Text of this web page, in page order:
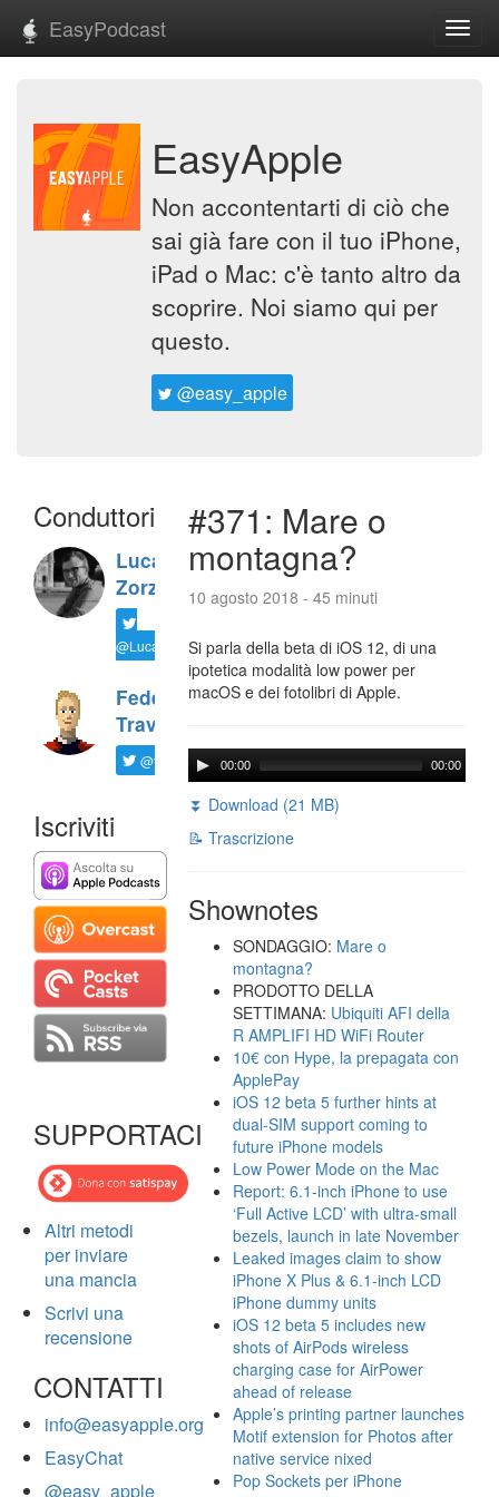
EasyPodcast
EasyApple
Non accontentarti di ciò che
sai già fare con il tuo iPhone,
iPad o Mac: c'è tanto altro da
scoprire. Noi siamo qui per
questo.
@easy_apple
Conduttori
Luca
Zorzi
@LucaTNT
Federico
Travaini
@ftrava
Iscriviti
SUPPORTACI
Altri metodi
per inviare
una mancia
Scrivi una
recensione
CONTATTI
info@easyapple.org
EasyChat
@easy_apple
#371: Mare o
montagna?
10 agosto 2018 - 45 minuti
Si parla della beta di iOS 12, di una
ipotetica modalità low power per
macOS e dei fotolibri di Apple.
00:00 00:00
⏬ Download (21 MB)
📝 Trascrizione
Shownotes
SONDAGGIO: Mare o
montagna?
PRODOTTO DELLA
SETTIMANA: Ubiquiti AFI della
R AMPLIFI HD WiFi Router
10€ con Hype, la prepagata con
ApplePay
iOS 12 beta 5 further hints at
dual-SIM support coming to
future iPhone models
Low Power Mode on the Mac
Report: 6.1-inch iPhone to use
‘Full Active LCD’ with ultra-small
bezels, launch in late November
Leaked images claim to show
iPhone X Plus & 6.1-inch LCD
iPhone dummy units
iOS 12 beta 5 includes new
shots of AirPods wireless
charging case for AirPower
ahead of release
Apple’s printing partner launches
Motif extension for Photos after
native service nixed
Pop Sockets per iPhone